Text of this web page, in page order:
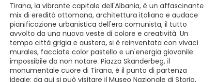
Tirana, la vibrante capitale dell'Albania, è un affascinante
mix di eredità ottomana, architettura italiana e audace
pianificazione urbanistica dell'era comunista, il tutto
avvolto da una nuova veste di colore e creatività. Un
tempo città grigia e austera, si è reinventata con vivaci
murales, facciate color pastello e un'energia giovanile
impossibile da non notare. Piazza Skanderbeg, il
monumentale cuore di Tirana, è il punto di partenza
ideale: da qui si può visitare il Museo Nazionale di Storia,